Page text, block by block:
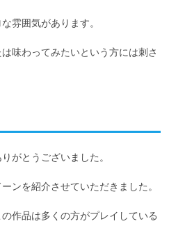
雰囲気があります。
味わってみたいという方には刺さ
がとうございました。
ンを紹介させていただきました。
作品は多くの方がプレイしている